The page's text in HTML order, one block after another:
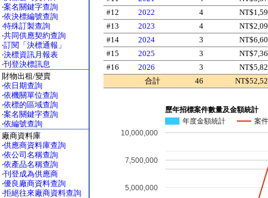
‧案名關鍵字查詢
‧依決標編號查詢
‧特殊訂製查詢
‧共同供應契約查詢
‧訂閱「決標通報」
‧決標資訊月報表
‧刊登決標訊息
財物出租/變賣
‧依日期查詢
‧依機關單位查詢
‧依標的區域查詢
‧案名關鍵字查詢
‧依編號查詢
廠商資料庫
‧供應商資料庫查詢
‧依公司名稱查詢
‧依產品名稱查詢
‧刊登成為供應商
‧優良廠商資料查詢
‧拒絕往來廠商資料查詢
#12
2022 4
#13
2023 4
#14
2024 3
#15
2025 3
#16
2026 3
合計
46
歷年招標案件數量及金額統計
年度金額統計
案
5,000,000
7,500,000
10,000,000